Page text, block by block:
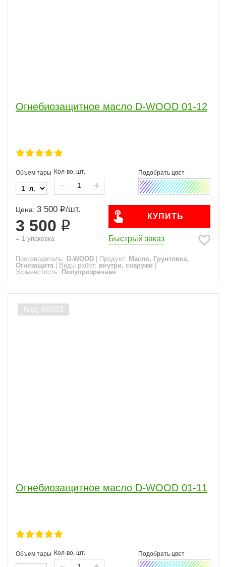
Огнебиозащитное масло D-WOOD 01-12
Объем тары Кол-во, шт.
Цена: 3 500 /шт.
3 500
= 1 упаковка
КУПИТЬ
Быстрый заказ
Производитель: D-WOOD Продукт: Масло, Грунтовка,
Огнезащита
Виды работ: внутри, снаружи
Укрывистость: Полупрозрачная
Огнебиозащитное масло D-WOOD 01-11
Объем тары Кол-во, шт.